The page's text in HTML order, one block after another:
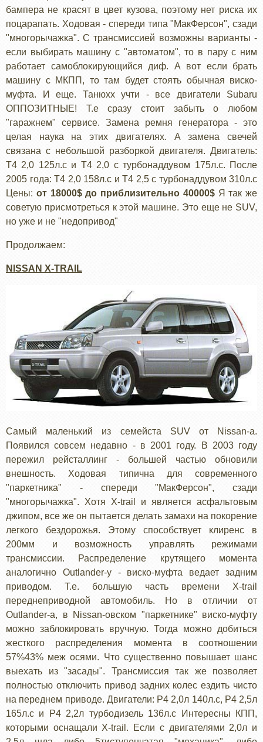
бампера не красят в цвет кузова, поэтому нет риска их
поцарапать. Ходовая - спереди типа "МакФерсон", сзади
"многорычажка". С трансмиссией возможны варианты -
если выбирать машину с "автоматом", то в пару с ним
работает самоблокирующийся диф. А вот если брать
машину с МКПП, то там будет стоять обычная виско-
муфта. И еще. Танюхх учти - все двигатели Subaru
ОППОЗИТНЫЕ! Т.е сразу стоит забыть о любом
"гаражнем" сервисе. Замена ремня генератора - это
целая наука на этих двигателях. А замена свечей
связана с небольшой разборкой двигателя. Двигатель:
Т4 2,0 125л.с и Т4 2,0 с турбонаддувом 175л.с. После
2005 года: Т4 2,0 158л.с и Т4 2,5 с турбонаддувом 310л.с
Цены: от 18000$ до приблизительно 40000$Я так же
советую присмотреться к этой машине. Это еще не SUV,
но уже и не "недопривод"
Продолжаем:
NISSAN X-TRAIL
Самый маленький из семейста SUV от Nissan-а.
Появился совсем недавно - в 2001 году. В 2003 году
пережил рейсталлинг - большей частью обновили
внешность. Ходовая типична для современного
"паркетника" - спереди "МакФерсон", сзади
"многорычажка". Хотя X-trail и является асфальтовым
джипом, все же он пытается делать замахи на покорение
легкого бездорожья. Этому способствует клиренс в
200мм и возможность управлять режимами
трансмиссии. Распределение крутящего момента
аналогично Outlander-у - виско-муфта ведает задним
приводом. Т.е. большую часть времени X-trail
переднеприводной автомобиль. Но в отличии от
Outlander-а, в Nissan-овском "паркетнике" виско-муфту
можно заблокировать вручную. Тогда можно добиться
жесткого распределения момента в соотношении
57%43% меж осями. Что существенно повышает шанс
выехать из "засады". Трансмиссия так же позволяет
полностью отключить привод задних колес ездить чисто
на переднем приводе. Двигатели: Р4 2,0л 140л.с, Р4 2,5л
165л.с и Р4 2,2л турбодизель 136л.с Интересны КПП,
которыми оснащали X-trail. Если с двигателями 2,0л и